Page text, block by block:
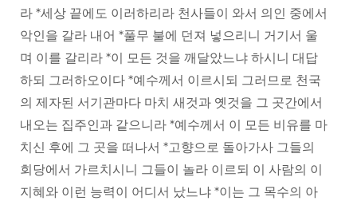
라 *세상 끝에도 이러하리라 천사들이 와서 의인 중에서
악인을 갈라 내어 *풀무 불에 던져 넣으리니 거기서 울
며 이를 갈리라 *이 모든 것을 깨달았느냐 하시니 대답
하되 그러하오이다 *예수께서 이르시되 그러므로 천국
의 제자된 서기관마다 마치 새것과 옛것을 그 곳간에서
내오는 집주인과 같으니라 *예수께서 이 모든 비유를 마
치신 후에 그 곳을 떠나서 *고향으로 돌아가사 그들의
회당에서 가르치시니 그들이 놀라 이르되 이 사람의 이
지혜와 이런 능력이 어디서 났느냐 *이는 그 목수의 아